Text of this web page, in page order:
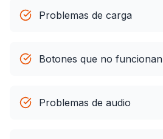
Problemas de carga
Botones que no funcionan
Problemas de audio